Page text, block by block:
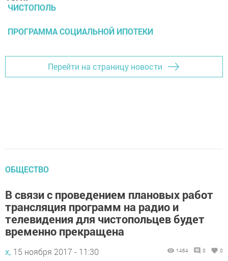
ЧИСТОПОЛЬ
ПРОГРАММА СОЦИАЛЬНОЙ ИПОТЕКИ
Перейти на страницу новости
ОБЩЕСТВО
В связи с проведением плановых работ
трансляция программ на радио и
телевидения для чистопольцев будет
временно прекращена
х, 15 ноября 2017 - 11:30 1464 0 0